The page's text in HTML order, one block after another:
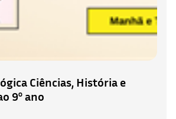
Ciências, História e
9º ano